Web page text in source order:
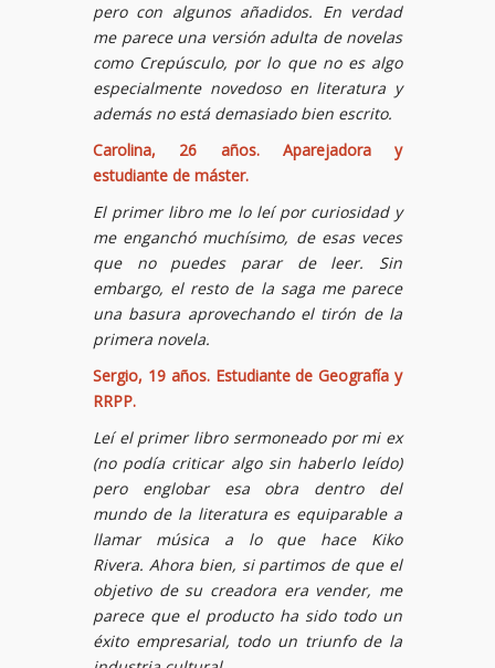
pero con algunos añadidos. En verdad
me parece una versión adulta de novelas
como Crepúsculo, por lo que no es algo
especialmente novedoso en literatura y
además no está demasiado bien escrito.
Carolina, 26 años. Aparejadora y
estudiante de máster.
El primer libro me lo leí por curiosidad y
me enganchó muchísimo, de esas veces
que no puedes parar de leer. Sin
embargo, el resto de la saga me parece
una basura aprovechando el tirón de la
primera novela.
Sergio, 19 años. Estudiante de Geografía y
RRPP.
Leí el primer libro sermoneado por mi ex
(no podía criticar algo sin haberlo leído)
pero englobar esa obra dentro del
mundo de la literatura es equiparable a
llamar música a lo que hace Kiko
Rivera. Ahora bien, si partimos de que el
objetivo de su creadora era vender, me
parece que el producto ha sido todo un
éxito empresarial, todo un triunfo de la